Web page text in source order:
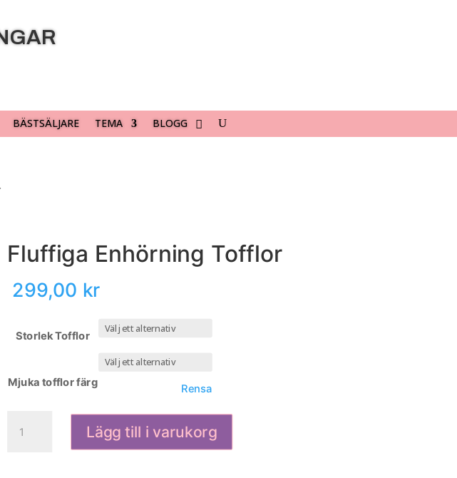
BÄSTSÄLJARE TEMA BLOGG
Fluffiga Enhörning Tofflor
299,00 kr
Storlek Tofflor
Mjuka tofflor färg
Rensa
Enhörning
Lägg till i varukorg